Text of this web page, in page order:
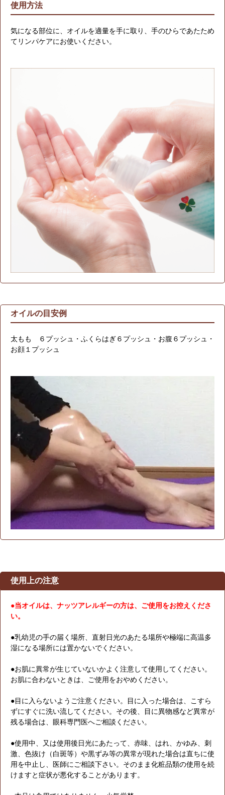
使用方法
気になる部位に、オイルを適量を手に取り、手のひらであたため
てリンパケアにお使いください。
オイルの目安例
太もも ６プッシュ・ふくらはぎ６プッシュ・お腹６プッシュ・
お顔１プッシュ
使用上の注意
●当オイルは、ナッツアレルギーの方は、ご使用をお控えくださ
い。
●乳幼児の手の届く場所、直射日光のあたる場所や極端に高温多
湿になる場所には置かないでください。
●お肌に異常が生じていないかよく注意して使用してください。
お肌に合わないときは、ご使用をおやめください。
●目に入らないようご注意ください。目に入った場合は、こすら
ずにすぐに洗い流してください。その後、目に異物感など異常が
残る場合は、眼科専門医へご相談ください。
●使用中、又は使用後日光にあたって、赤味、はれ、かゆみ、刺
激、色抜け（白斑等）や黒ずみ等の異常が現れた場合は直ちに使
用を中止し、医師にご相談下さい。そのまま化粧品類の使用を続
けますと症状が悪化することがあります。